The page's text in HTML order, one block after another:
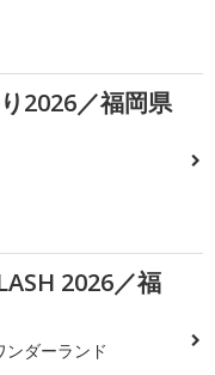
2026／福岡県
2026／福
ンダーランド